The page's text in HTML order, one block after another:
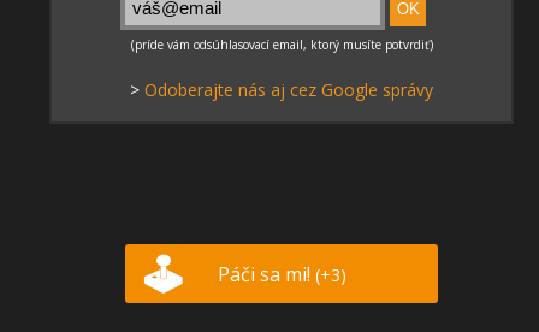
> Odoberajte nás aj cez Google správy
Páči sa mi! (+3)